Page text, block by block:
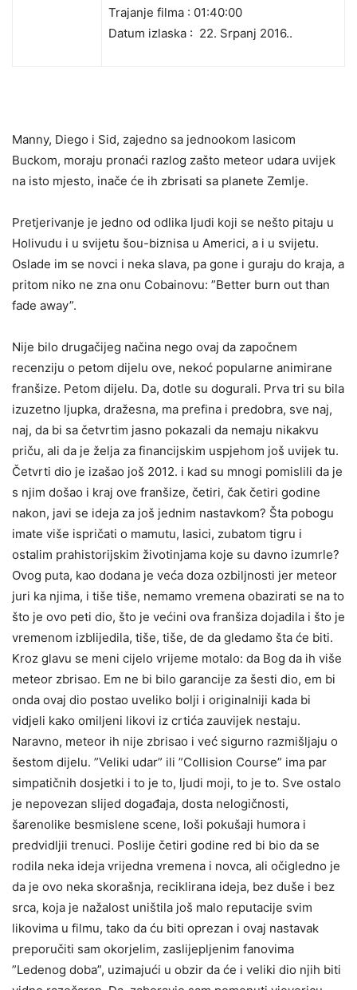
Trajanje filma : 01:40:00
Datum izlaska : 22. Srpanj 2016..
Manny, Diego i Sid, zajedno sa jednookom lasicom
Buckom, moraju pronaći razlog zašto meteor udara uvijek
na isto mjesto, inače će ih zbrisati sa planete Zemlje.
Pretjerivanje je jedno od odlika ljudi koji se nešto pitaju u
Holivudu i u svijetu šou-biznisa u Americi, a i u svijetu.
Oslade im se novci i neka slava, pa gone i guraju do kraja, a
pritom niko ne zna onu Cobainovu: ”Better burn out than
fade away”.
Nije bilo drugačijeg načina nego ovaj da započnem
recenziju o petom dijelu ove, nekoć popularne animirane
franšize. Petom dijelu. Da, dotle su dogurali. Prva tri su bila
izuzetno ljupka, dražesna, ma prefina i predobra, sve naj,
naj, da bi sa četvrtim jasno pokazali da nemaju nikakvu
priču, ali da je želja za financijskim uspjehom još uvijek tu.
Četvrti dio je izašao još 2012. i kad su mnogi pomislili da je
s njim došao i kraj ove franšize, četiri, čak četiri godine
nakon, javi se ideja za još jednim nastavkom? Šta pobogu
imate više ispričati o mamutu, lasici, zubatom tigru i
ostalim prahistorijskim životinjama koje su davno izumrle?
Ovog puta, kao dodana je veća doza ozbiljnosti jer meteor
juri ka njima, i tiše tiše, nemamo vremena obazirati se na to
što je ovo peti dio, što je većini ova franšiza dojadila i što je
vremenom izblijedila, tiše, tiše, de da gledamo šta će biti.
Kroz glavu se meni cijelo vrijeme motalo: da Bog da ih više
meteor zbrisao. Em ne bi bilo garancije za šesti dio, em bi
onda ovaj dio postao uveliko bolji i originalniji kada bi
vidjeli kako omiljeni likovi iz crtića zauvijek nestaju.
Naravno, meteor ih nije zbrisao i već sigurno razmišljaju o
šestom dijelu. ”Veliki udar” ili ”Collision Course” ima par
simpatičnih dosjetki i to je to, ljudi moji, to je to. Sve ostalo
je nepovezan slijed događaja, dosta nelogičnosti,
šarenolike besmislene scene, loši pokušaji humora i
predvidljii trenuci. Poslije četiri godine red bi bio da se
rodila neka ideja vrijedna vremena i novca, ali očigledno je
da je ovo neka skorašnja, reciklirana ideja, bez duše i bez
srca, koja je nažalost uništila još malo reputacije svim
likovima u filmu, tako da ću biti oprezan i ovaj nastavak
preporučiti sam okorjelim, zaslijepljenim fanovima
”Ledenog doba”, uzimajući u obzir da će i veliki dio njih biti